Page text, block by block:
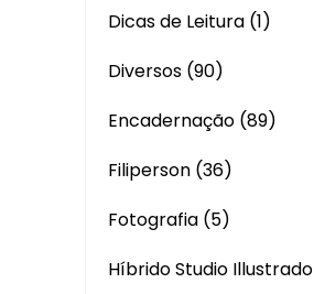
Dicas de Leitura (1)
Diversos (90)
Encadernação (89)
Filiperson (36)
Fotografia (5)
Híbrido Studio Illustrado